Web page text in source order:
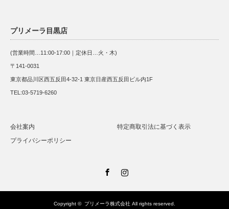
プリメーラ目黒店
(営業時間…11:00-17:00｜定休日…火・木)
〒141-0031
東京都品川区西五反田4-32-1 東京日産西五反田ビル内1F
TEL:03-5719-6260
会社案内
特定商取引法に基づく表示
プライバシーポリシー
Copyright © プリメーラ株式会社 All rights reserved.